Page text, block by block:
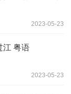
2023-05-23
江 粤语
2023-05-23